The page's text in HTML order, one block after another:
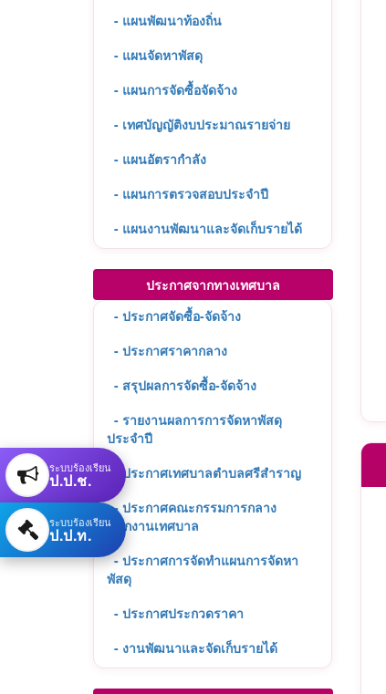
- แผนพัฒนาท้องถิ่น
- แผนจัดหาพัสดุ
- แผนการจัดซื้อจัดจ้าง
- เทศบัญญัติงบประมาณรายจ่าย
- แผนอัตรากำลัง
- แผนการตรวจสอบประจำปี
- แผนงานพัฒนาและจัดเก็บรายได้
ประกาศจากทางเทศบาล
- ประกาศจัดซื้อ-จัดจ้าง
- ประกาศราคากลาง
- สรุปผลการจัดซื้อ-จัดจ้าง
- รายงานผลการการจัดหาพัสดุ
ประจำปี
- ประกาศเทศบาลตำบลศรีสำราญ
- ประกาศคณะกรรมการกลาง
พนักงานเทศบาล
- ประกาศการจัดทำแผนการจัดหา
พัสดุ
- ประกาศประกวดราคา
- งานพัฒนาและจัดเก็บรายได้
ระบบร้องเรียน
ป.ป.ช.
ระบบร้องเรียน
ป.ป.ท.